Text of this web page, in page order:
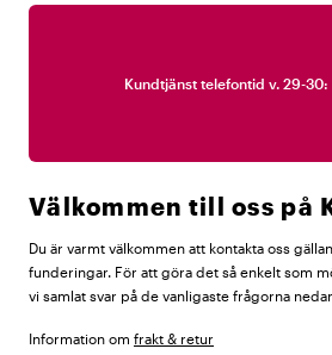
Kundtjänst telefontid v. 29-30:
Välkommen till oss på
Du är varmt välkommen att kontakta oss
funderingar. För att göra det så enkelt som
vi samlat svar på de vanligaste frågorna
Information om frakt & retur